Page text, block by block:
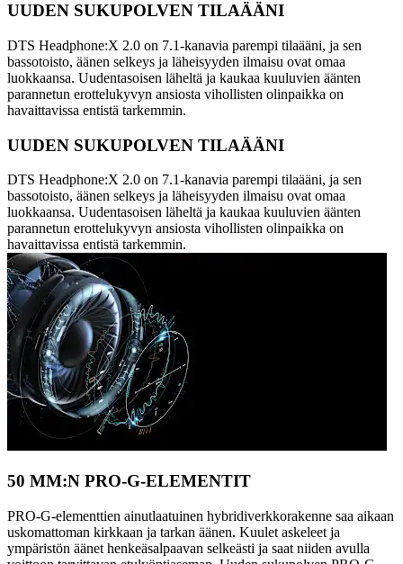
UUDEN SUKUPOLVEN TILAÄÄNI
DTS Headphone:X 2.0 on 7.1-kanavia parempi tilaääni, ja sen
bassotoisto, äänen selkeys ja läheisyyden ilmaisu ovat omaa
luokkaansa. Uudentasoisen läheltä ja kaukaa kuuluvien äänten
parannetun erottelukyvyn ansiosta vihollisten olinpaikka on
havaittavissa entistä tarkemmin.
UUDEN SUKUPOLVEN TILAÄÄNI
DTS Headphone:X 2.0 on 7.1-kanavia parempi tilaääni, ja sen
bassotoisto, äänen selkeys ja läheisyyden ilmaisu ovat omaa
luokkaansa. Uudentasoisen läheltä ja kaukaa kuuluvien äänten
parannetun erottelukyvyn ansiosta vihollisten olinpaikka on
havaittavissa entistä tarkemmin.
50 MM:N PRO-G-ELEMENTIT
PRO-G-elementtien ainutlaatuinen hybridiverkkorakenne saa aikaan
uskomattoman kirkkaan ja tarkan äänen. Kuulet askeleet ja
ympäristön äänet henkeäsalpaavan selkeästi ja saat niiden avulla